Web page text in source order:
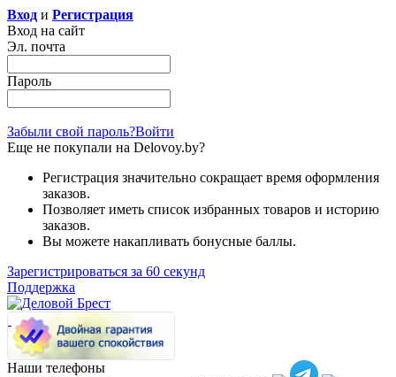
Вход и Регистрация
Вход на сайт
Эл. почта
Пароль
Забыли свой пароль?Войти
Еще не покупали на Delovoy.by?
Регистрация значительно сокращает время оформления
заказов.
Позволяет иметь список избранных товаров и историю
заказов.
Вы можете накапливать бонусные баллы.
Зарегистрироваться за 60 секунд
Поддержка
Наши телефоны